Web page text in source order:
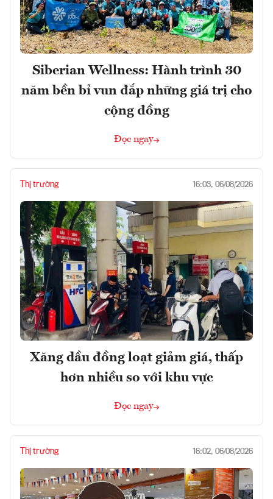
Siberian Wellness: Hành trình 30
năm bền bỉ vun đắp những giá trị cho
cộng đồng
Đọc ngay
Thị trường 16:03, 06/08/2026
Xăng dầu đồng loạt giảm giá, thấp
hơn nhiều so với khu vực
Đọc ngay
Thị trường 16:02, 06/08/2026